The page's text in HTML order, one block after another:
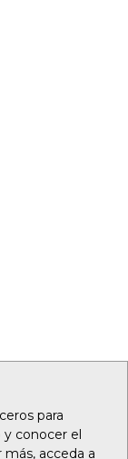
para
y conocer el
acceda a